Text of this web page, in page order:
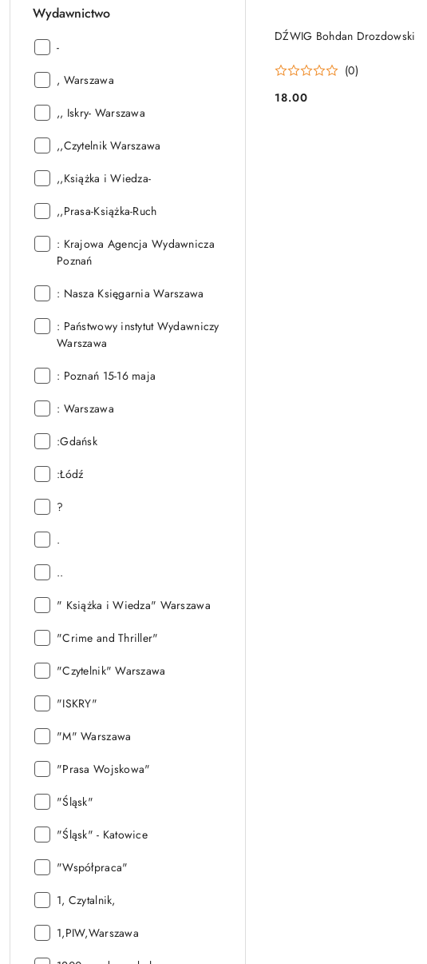
Wydawnictwo
Wydawnictwo:
-
Wydawnictwo:
, Warszawa
Wydawnictwo:
,, Iskry- Warszawa
Wydawnictwo:
,,Czytelnik Warszawa
Wydawnictwo:
,,Książka i Wiedza-
Wydawnictwo:
,,Prasa-Książka-Ruch
Wydawnictwo:
: Krajowa Agencja Wydawnicza
Poznań
Wydawnictwo:
: Nasza Księgarnia Warszawa
Wydawnictwo:
: Państwowy instytut Wydawniczy
Warszawa
Wydawnictwo:
: Poznań 15-16 maja
Wydawnictwo:
: Warszawa
Wydawnictwo:
:Gdańsk
Wydawnictwo:
:Łódź
Wydawnictwo:
?
Wydawnictwo:
.
Wydawnictwo:
..
Wydawnictwo:
" Książka i Wiedza" Warszawa
Wydawnictwo:
"Crime and Thriller"
Wydawnictwo:
"Czytelnik" Warszawa
Wydawnictwo:
"ISKRY"
Wydawnictwo:
"M" Warszawa
Wydawnictwo:
"Prasa Wojskowa"
Wydawnictwo:
"Śląsk"
Wydawnictwo:
"Śląsk" - Katowice
Wydawnictwo:
"Współpraca"
Wydawnictwo:
1, Czytalnik,
Wydawnictwo:
1,PIW,Warszawa
DŹWIG Bohdan Drozdowski
(0)
Cena:
18.00
DO